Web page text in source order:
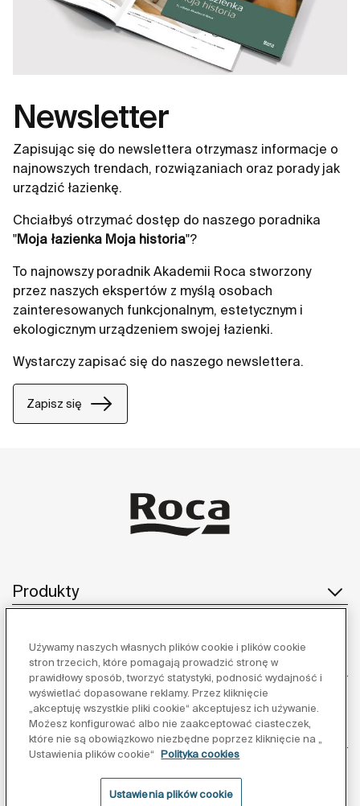
Newsletter
Zapisując się do newslettera otrzymasz informacje o
najnowszych trendach, rozwiązaniach oraz porady jak
urządzić łazienkę.
Chciałbyś otrzymać dostęp do naszego poradnika
"Moja łazienka Moja historia"?
To najnowszy poradnik Akademii Roca stworzony
przez naszych ekspertów z myślą osobach
zainteresowanych funkcjonalnym, estetycznym i
ekologicznym urządzeniem swojej łazienki.
Wystarczy zapisać się do naszego newslettera.
Zapisz się
Produkty
Obsługa klienta
O nas
Używamy naszych własnych plików cookie i plików cookie
stron trzecich, które pomagają prowadzić stronę w
prawidłowy sposób, tworzyć statystyki, podnosić wydajność i
wyświetlać dopasowane reklamy. Przez kliknięcie
„akceptuję wszystkie pliki cookie“ akceptujesz ich używanie.
Możesz konfigurować albo nie zaakceptować ciasteczek,
które nie są obowiązkowo niezbędne poprzez kliknięcie na „
Ustawienia plików cookie“
Polityka cookies
Ustawienia plików cookie